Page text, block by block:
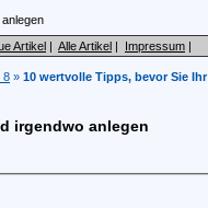
Artikel | Alle Artikel | Impressum |
8 » 10 wertvolle Tipps, bevor Sie
irgendwo anlegen